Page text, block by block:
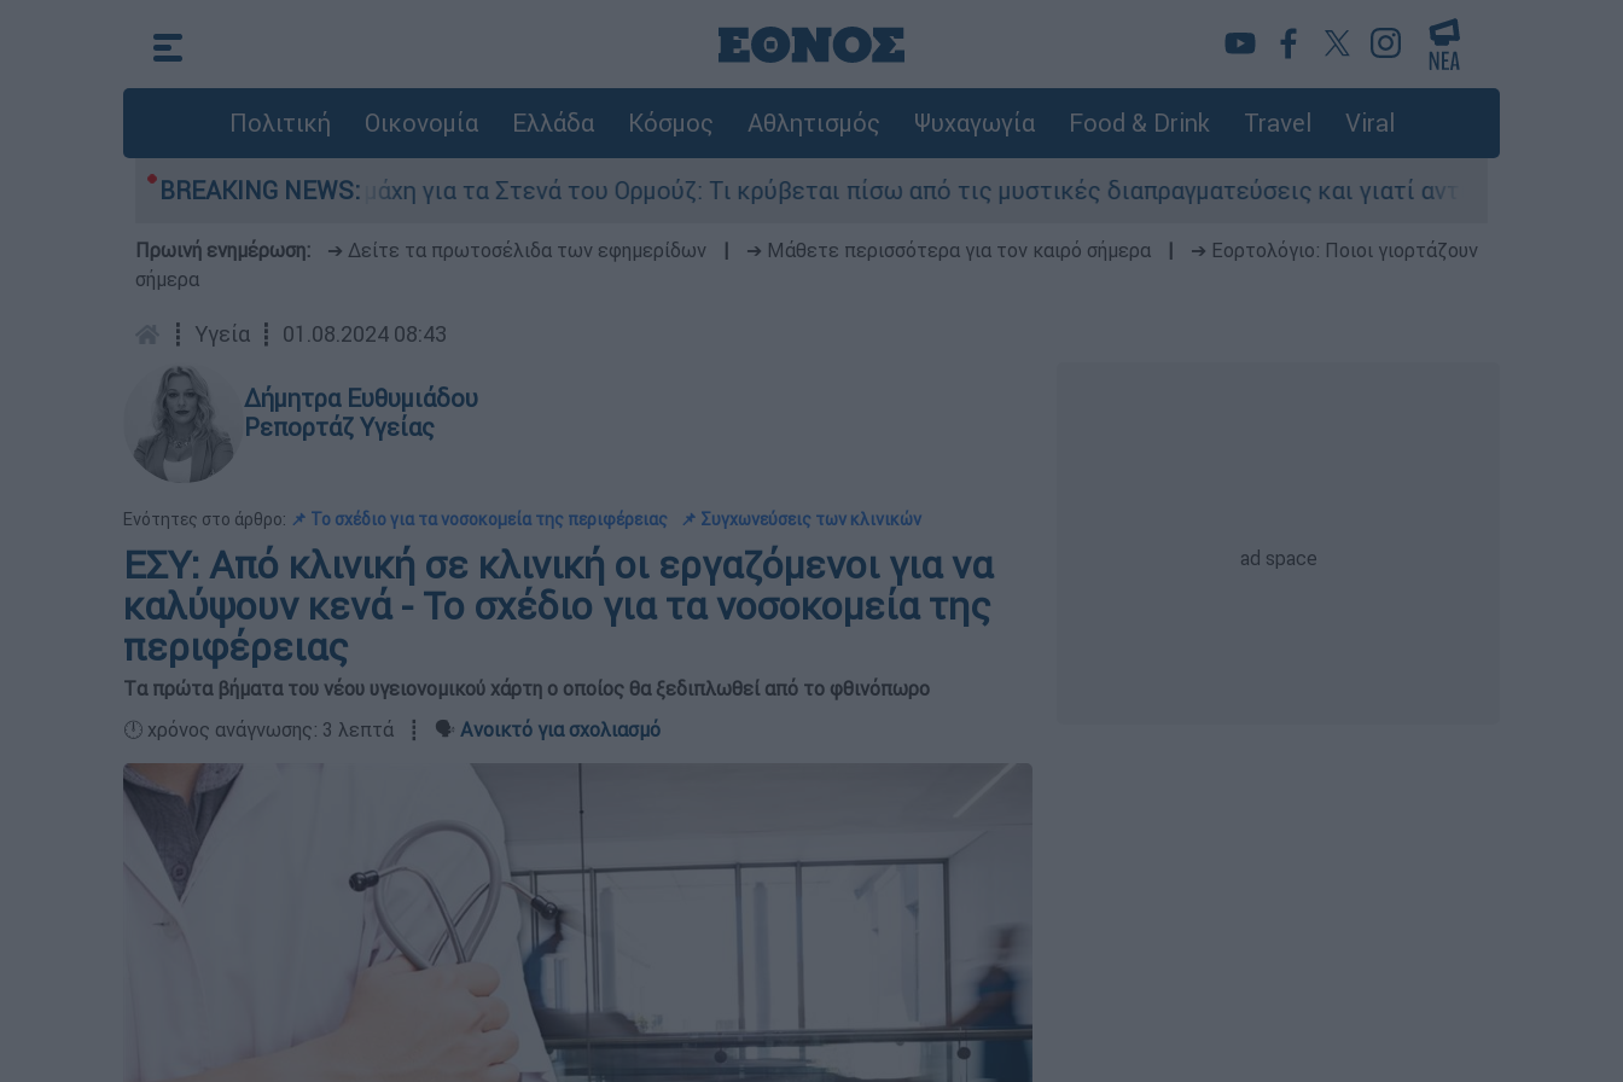
Πολιτική Οικονομία Ελλάδα Κόσμος Αθλητισμός Ψυχαγωγία Food & Drink Travel Viral
BREAKING NEWS:
Η μάχη για τα Στενά του Ορμούζ: Τι κρύβεται πίσω από τις μυστικές διαπραγματεύσεις και γιατί αντιδρούν οι ΗΠΑ
Πρωινή ενημέρωση: ➔ Δείτε τα πρωτοσέλιδα των εφημερίδων ➔ Μάθετε περισσότερα για τον καιρό σήμερα
➔ Εορτολόγιο: Ποιοι γιορτάζουν
σήμερα
┋ Υγεία ┋ 01.08.2024 08:43
Δήμητρα Ευθυμιάδου
Ρεπορτάζ Υγείας
Ενότητες στο άρθρο: 📌 Το σχέδιο για τα νοσοκομεία της περιφέρειας 📌 Συγχωνεύσεις των κλινικών
ΕΣΥ: Από κλινική σε κλινική οι εργαζόμενοι για να
καλύψουν κενά - Το σχέδιο για τα νοσοκομεία της
περιφέρειας
Tα πρώτα βήματα του νέου υγειονομικού χάρτη ο οποίος θα ξεδιπλωθεί από το φθινόπωρο
🕛 χρόνος ανάγνωσης: 3 λεπτά ┋ 🗣️ Ανοικτό για σχολιασμό